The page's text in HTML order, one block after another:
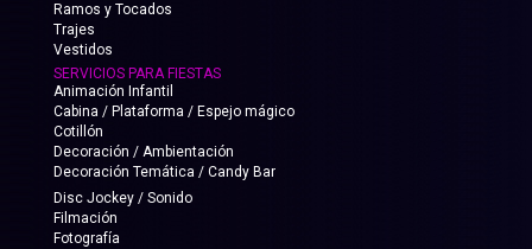
Ramos y Tocados
Trajes
Vestidos
SERVICIOS PARA FIESTAS
Animación Infantil
Cabina / Plataforma / Espejo mágico
Cotillón
Decoración / Ambientación
Decoración Temática / Candy Bar
Disc Jockey / Sonido
Filmación
Fotografía